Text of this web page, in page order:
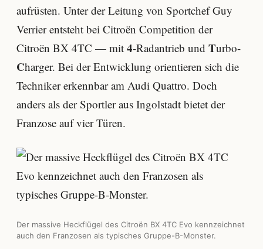
aufrüsten. Unter der Leitung von Sportchef Guy
Verrier entsteht bei Citroën Competition der
Citroën BX 4TC — mit 4-Radantrieb und Turbo-
Charger. Bei der Entwicklung orientieren sich die
Techniker erkennbar am Audi Quattro. Doch
anders als der Sportler aus Ingolstadt bietet der
Franzose auf vier Türen.
Der massive Heckflügel des Citroën BX 4TC Evo kennzeichnet
auch den Franzosen als typisches Gruppe-B-Monster.